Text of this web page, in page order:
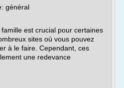
général
est crucial pour certaines
sites où vous pouvez
à le faire. Cependant, ces
une redevance